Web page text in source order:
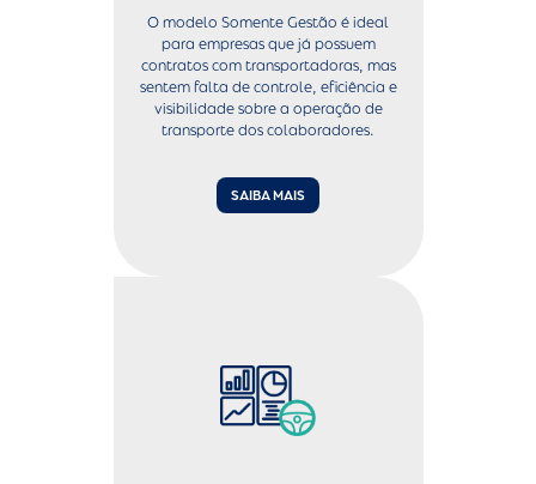
O modelo Somente Gestão é ideal
para empresas que já possuem
contratos com transportadoras, mas
sentem falta de controle, eficiência e
visibilidade sobre a operação de
transporte dos colaboradores.
SAIBA MAIS